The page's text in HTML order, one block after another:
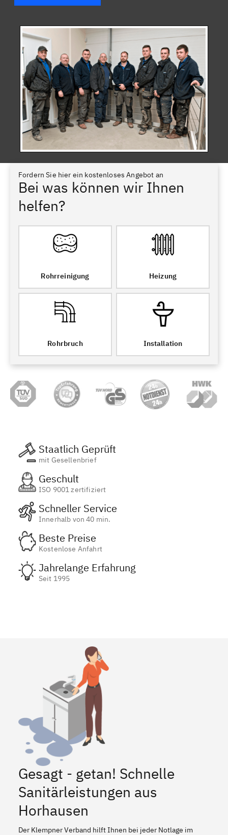
Fordern Sie hier ein kostenloses Angebot an
Bei was können wir Ihnen
helfen?
Rohrreinigung Heizung
Rohrbruch Installation
Staatlich Geprüft
mit Gesellenbrief
Geschult
ISO 9001 zertifiziert
Schneller Service
Innerhalb von 40 min.
Beste Preise
Kostenlose Anfahrt
Jahrelange Erfahrung
Seit 1995
Gesagt - getan! Schnelle
Sanitärleistungen aus
Horhausen
Der Klempner Verband hilft Ihnen bei jeder Notlage im